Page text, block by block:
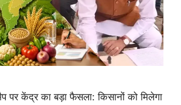
पर केंद्र का बड़ा फैसला: किसानों को मिलेगा